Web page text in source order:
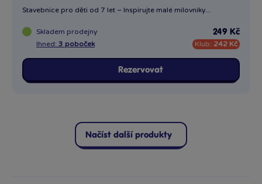
Stavebnice pro děti od 7 let – Inspirujte malé milovníky...
Skladem prodejny
Ihned: 3 poboček
249 Kč
Klub: 242 Kč
Rezervovat
Načíst další produkty